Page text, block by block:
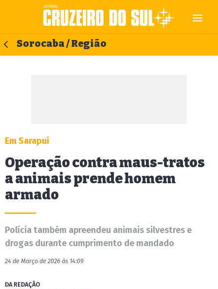
Sorocaba / Região
Em Sarapuí
Operação contra maus-tratos
a animais prende homem
armado
Polícia também apreendeu animais silvestres e
drogas durante cumprimento de mandado
24 de Março de 2026 às 14:09
DA REDAÇÃO